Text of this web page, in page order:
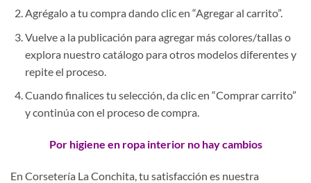
Agrégalo a tu compra dando clic en “Agregar al carrito”.
Vuelve a la publicación para agregar más colores/tallas o
explora nuestro catálogo para otros modelos diferentes y
repite el proceso.
Cuando finalices tu selección, da clic en “Comprar carrito”
y continúa con el proceso de compra.
Por higiene en ropa interior no hay cambios
En Corsetería La Conchita, tu satisfacción es nuestra